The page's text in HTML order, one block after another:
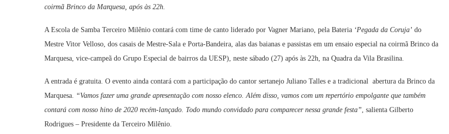
coirmã Brinco da Marquesa, após às 22h.
A Escola de Samba Terceiro Milênio contará com time de canto liderado por Vagner Mariano, pela Bateria ‘Pegada da Coruja’ do
Mestre Vitor Velloso, dos casais de Mestre-Sala e Porta-Bandeira, alas das baianas e passistas em um ensaio especial na coirmã Brinco da
Marquesa, vice-campeã do Grupo Especial de bairros da UESP), neste sábado (27) após às 22h, na Quadra da Vila Brasilina.
A entrada é gratuita. O evento ainda contará com a participação do cantor sertanejo Juliano Talles e a tradicional abertura da Brinco da
Marquesa. “Vamos fazer uma grande apresentação com nosso elenco. Além disso, vamos com um repertório empolgante que também
contará com nosso hino de 2020 recém-lançado. Todo mundo convidado para comparecer nessa grande festa”, salienta Gilberto
Rodrigues – Presidente da Terceiro Milênio.